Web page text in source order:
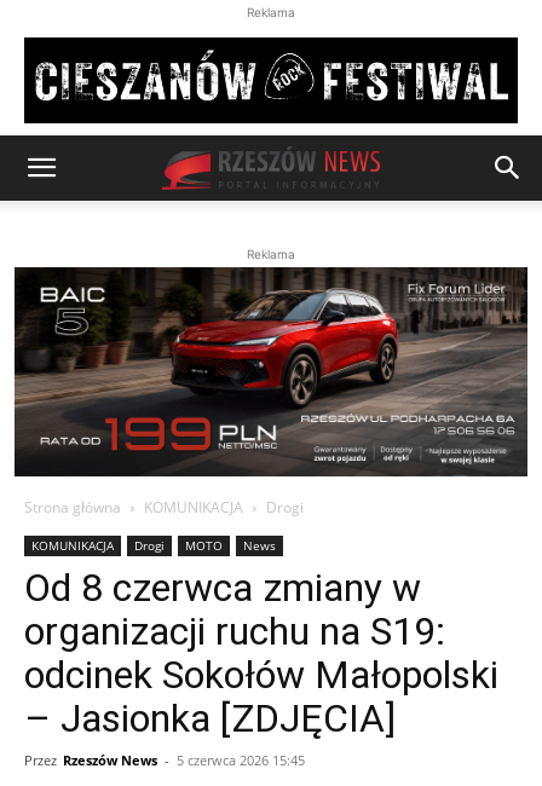
Reklama
Reklama
Strona główna KOMUNIKACJA Drogi
KOMUNIKACJA Drogi MOTO News
Od 8 czerwca zmiany w
organizacji ruchu na S19:
odcinek Sokołów Małopolski
– Jasionka [ZDJĘCIA]
Przez Rzeszów News - 5 czerwca 2026 15:45